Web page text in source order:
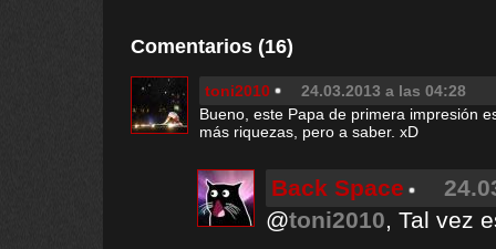
Comentarios (16)
toni2010
24.03.2013 a las 04:28
Bueno, este Papa de primera impresión
más riquezas, pero a saber. xD
Back Space
@toni2010, Tal vez